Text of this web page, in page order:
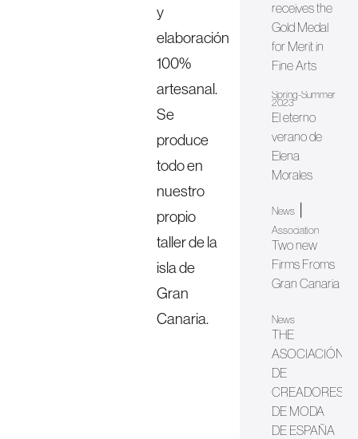
y
elaboración
100%
artesanal.
Se
produce
todo en
nuestro
propio
taller de la
isla de
Gran
Canaria.
receives the
Gold Medal
for Merit in
Fine Arts
Spring-Summer
2023
El eterno
verano de
Elena
Morales
News
Association
Two new
Firms Froms
Gran Canaria
News
THE
ASOCIACIÓN
DE
CREADORES
DE MODA
DE ESPAÑA